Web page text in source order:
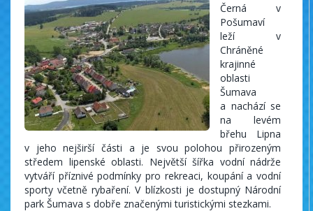
Černá v
Pošumaví
leží v
Chráněné
krajinné
oblasti
Šumava
a nachází se
na levém
břehu Lipna
v jeho nejširší části a je svou polohou přirozeným
středem lipenské oblasti. Největší šířka vodní nádrže
vytváří příznivé podmínky pro rekreaci, koupání a vodní
sporty včetně rybaření. V blízkosti je dostupný Národní
park Šumava s dobře značenými turistickými stezkami.